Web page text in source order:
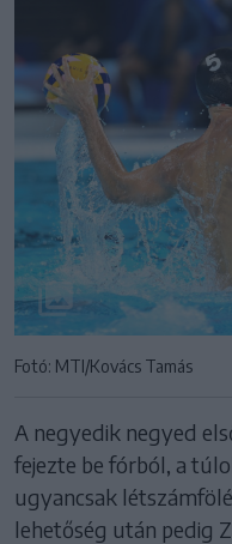
Fotó: MTI/Kovács Tamás
A negyedik negyed
fejezte be fórból, a
ugyancsak
lehetőség után pedig